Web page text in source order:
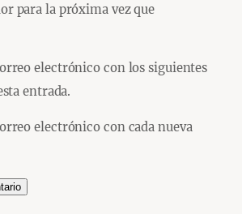
para la próxima vez que
electrónico con los siguientes
entrada.
electrónico con cada nueva